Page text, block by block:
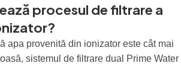
procesul de filtrare a
apa provenită din ionizator este cât mai
sistemul de filtrare dual Prime Water